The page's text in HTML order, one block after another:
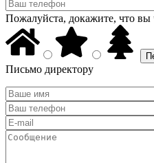
Пожалуйста, докажите, что вы
Письмо директору